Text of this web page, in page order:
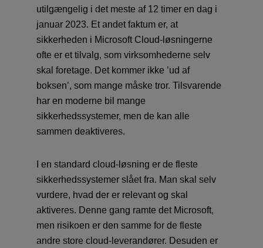
utilgængelig i det meste af 12 timer en dag i
januar 2023. Et andet faktum er, at
sikkerheden i Microsoft Cloud-løsningerne
ofte er et tilvalg, som virksomhederne selv
skal foretage. Det kommer ikke ’ud af
boksen’, som mange måske tror. Tilsvarende
har en moderne bil mange
sikkerhedssystemer, men de kan alle
sammen deaktiveres.
I en standard cloud-løsning er de fleste
sikkerhedssystemer slået fra. Man skal selv
vurdere, hvad der er relevant og skal
aktiveres. Denne gang ramte det Microsoft,
men risikoen er den samme for de fleste
andre store cloud-leverandører. Desuden er